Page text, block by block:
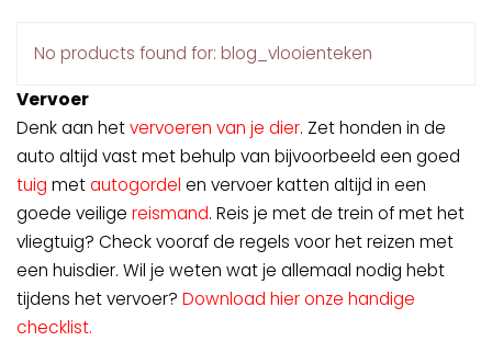
No products found for: blog_vlooienteken
Vervoer
Denk aan hetvervoeren van je dier. Zet honden in de
auto altijd vast met behulp van bijvoorbeeld een goed
tuig metautogordel en vervoer katten altijd in een
goede veilige reismand. Reis je met de trein of met het
vliegtuig? Check vooraf de regels voor het reizen met
een huisdier. Wil je weten wat je allemaal nodig hebt
tijdens het vervoer? Download hier onze handige
checklist.